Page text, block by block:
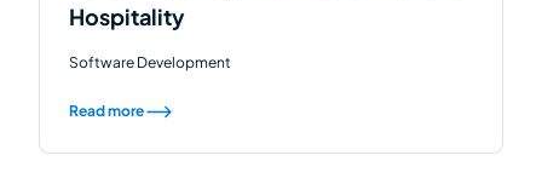
Hospitality
Software Development
Read more